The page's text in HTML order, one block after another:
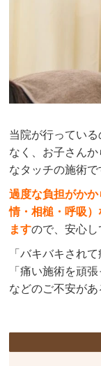
当院が行ってい
なく、お子さん
なタッチの施術で
過度な負担がか
情・相槌・呼吸
ますので、安心し
「バキバキされ
「痛い施術を頑
などのご不安があ